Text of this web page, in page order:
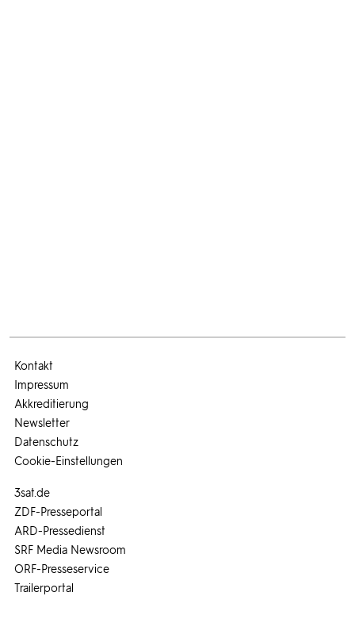
3sat.de
ZDF-Presseportal
ARD-Pressedienst
SRF Media Newsroom
ORF-Presseservice
Trailerportal
Kontakt
Impressum
Akkreditierung
Newsletter
Datenschutz
Cookie-Einstellungen